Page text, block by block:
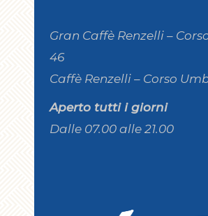
Gran Caffè Renzelli –
46
Caffè Renzelli – Corso
Aperto tutti i giorni
Dalle 07.00 alle 21.00